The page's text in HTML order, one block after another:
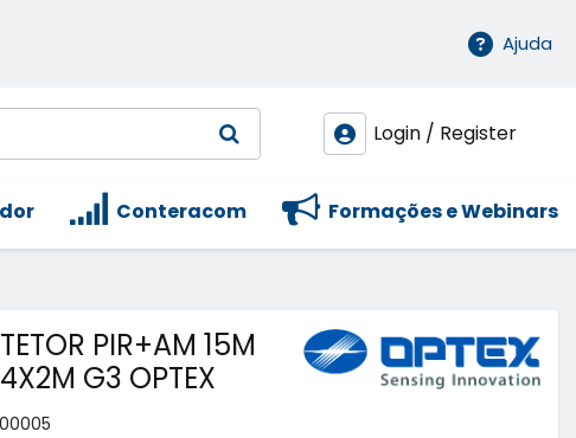
Ajuda
Login / Register
Formações e Webinars
Conteracom
PIR+AM 15M
G3 OPTEX